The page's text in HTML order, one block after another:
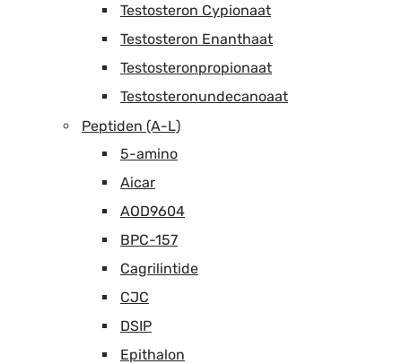
Testosteron Cypionaat
Testosteron Enanthaat
Testosteronpropionaat
Testosteronundecanoaat
Peptiden (A-L)
5-amino
Aicar
AOD9604
BPC-157
Cagrilintide
CJC
DSIP
Epithalon